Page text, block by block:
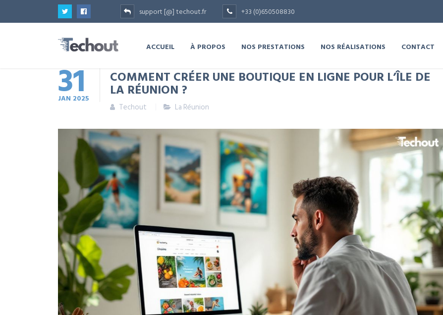
support [@] techout.fr +33 (0)650508830
ACCUEIL À PROPOS NOS PRESTATIONS NOS RÉALISATIONS CONTACT
31
JAN 2025
COMMENT CRÉER UNE BOUTIQUE EN LIGNE POUR L’ÎLE DE
LA RÉUNION ?
Techout La Réunion